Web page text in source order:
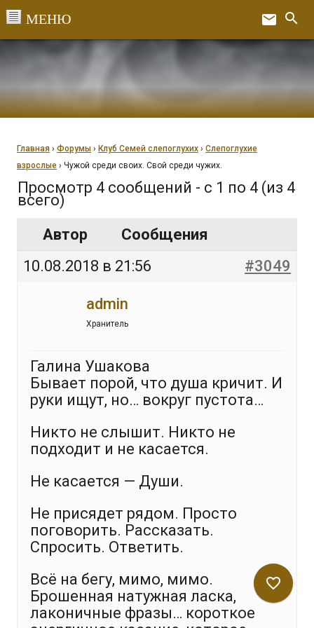
email search
Главная › Форумы › Клуб Семей слепоглухих › Слепоглухие
взрослые › Чужой среди своих. Свой среди чужих.
Просмотр 4 сообщений - с 1 по 4 (из 4
всего)
Автор
Сообщения
10.08.2018 в 21:56
#3049
admin
Хранитель
Галина Ушакова
Бывает порой, что душа кричит. И
руки ищут, но… вокруг пустота…
Никто не слышит. Никто не
подходит и не касается.
Не касается — Души.
Не присядет рядом. Просто
поговорить. Рассказать.
Спросить. Ответить.
Всё на бегу, мимо, мимо.
Брошенная натужная ласка,
лаконичные фразы… короткое
favorite_border